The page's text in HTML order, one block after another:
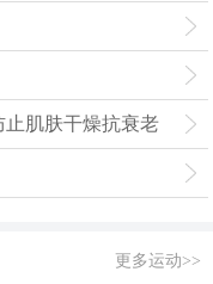
止肌肤干燥抗衰老
更多运动>>